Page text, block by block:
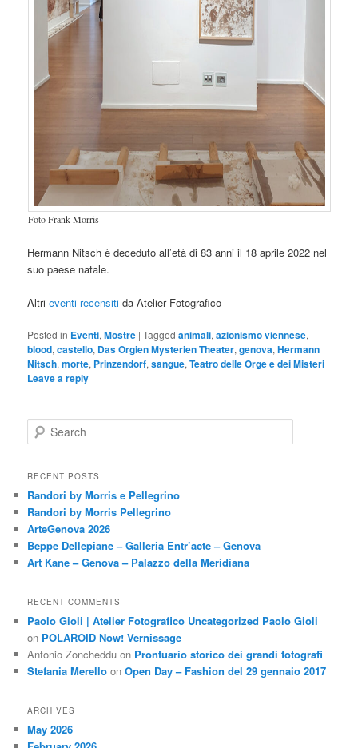
Foto Frank Morris
Hermann Nitsch è deceduto all’età di 83 anni il 18 aprile 2022 nel
suo paese natale.
Altrieventi recensiti da Atelier Fotografico
Posted in Eventi,Mostre |Tagged animali,azionismo viennese,
blood,castello, Das Orgien Mysterien Theater,genova,Hermann
Nitsch,morte, Prinzendorf,sangue,Teatro delle Orge e dei Misteri |
Leave a reply
e
r
h
RECENT POSTS
Randori by Morris e Pellegrino
Randori by Morris Pellegrino
ArteGenova 2026
Beppe Dellepiane – Galleria Entr’acte – Genova
Art Kane – Genova – Palazzo della Meridiana
RECENT COMMENTS
Paolo Gioli | Atelier Fotografico Uncategorized Paolo Gioli
on POLAROID Now! Vernissage
Antonio Zoncheddu on Prontuario storico dei grandi fotografi
Stefania Merello onOpen Day – Fashion del 29 gennaio 2017
ARCHIVES
May 2026